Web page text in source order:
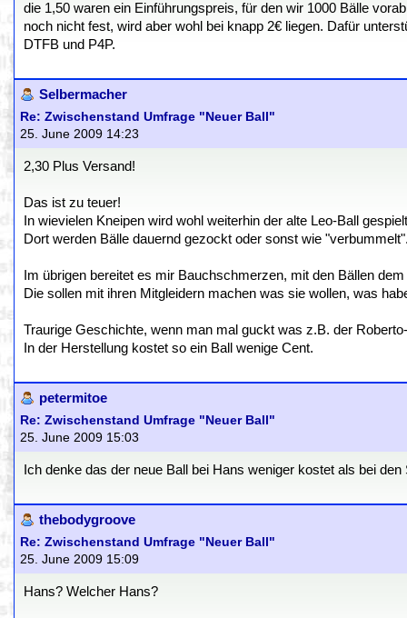
die 1,50 waren ein Einführungspreis, für den wir 1000 Bälle
noch nicht fest, wird aber wohl bei knapp 2€ liegen. Dafür
DTFB und P4P.
Selbermacher
Re: Zwischenstand Umfrage "Neuer Ball"
25. June 2009 14:23
2,30 Plus Versand!
Das ist zu teuer!
In wievielen Kneipen wird wohl weiterhin der alte Leo-Ball
Dort werden Bälle dauernd gezockt oder sonst wie
Im übrigen bereitet es mir Bauchschmerzen, mit den Bällen
Die sollen mit ihren Mitgleidern machen was sie wollen, was
Traurige Geschichte, wenn man mal guckt was z.B. der
In der Herstellung kostet so ein Ball wenige Cent.
petermitoe
Re: Zwischenstand Umfrage "Neuer Ball"
25. June 2009 15:03
Ich denke das der neue Ball bei Hans weniger kostet als bei
thebodygroove
Re: Zwischenstand Umfrage "Neuer Ball"
25. June 2009 15:09
Hans? Welcher Hans?